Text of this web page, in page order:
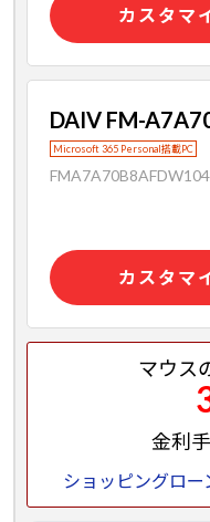
カスタマ
DAIV FM-
Microsoft 365 Personal搭載PC
カスタマ
マウス
金利
ショッピングロ